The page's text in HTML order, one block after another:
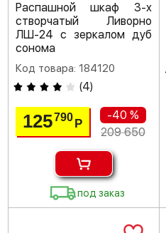
Распашной шкаф 3-х
створчатый Ливорно
ЛШ-24 с зеркалом дуб
сонома
Код товара: 184120
(4)
125790Р
-40 %
209 650
под заказ